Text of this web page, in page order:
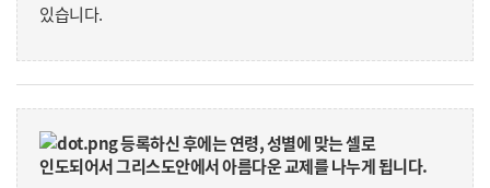
있습니다.
등록하신 후에는 연령, 성별에 맞는 셀로
인도되어서 그리스도안에서 아름다운 교제를 나누게 됩니다.